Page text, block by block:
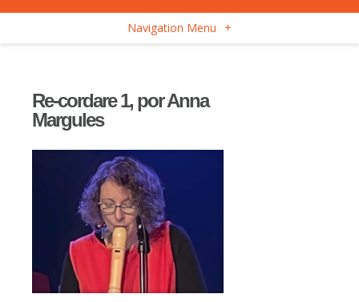
Navigation Menu +
Re-cordare 1, por Anna
Margules